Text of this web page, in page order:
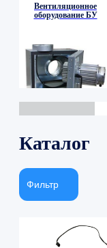
Вентиляционное
оборудование БУ
Каталог
Фильтр